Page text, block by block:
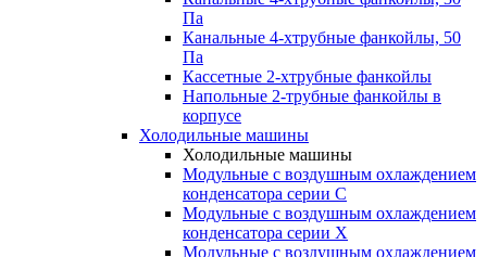
Па
Канальные 4-хтрубные фанкойлы, 50
Па
Кассетные 2-хтрубные фанкойлы
Напольные 2-трубные фанкойлы в
корпусе
Холодильные машины
Холодильные машины
Модульные с воздушным охлаждением
конденсатора серии С
Модульные с воздушным охлаждением
конденсатора серии Х
Модульные с воздушным охлаждением